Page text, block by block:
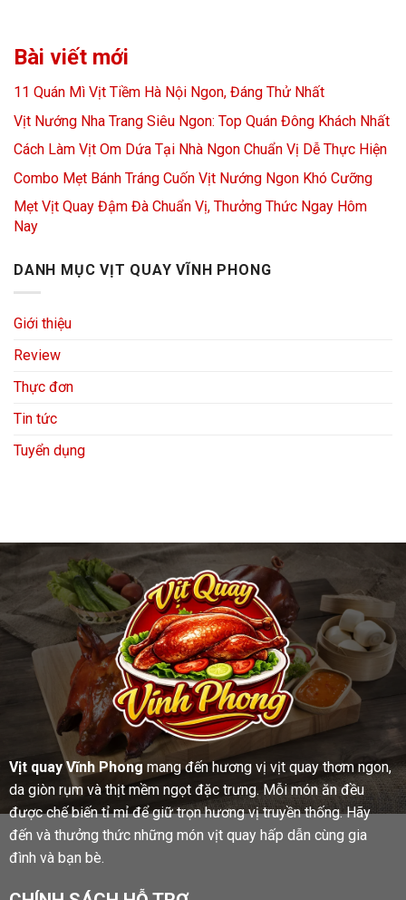
Bài viết mới
11 Quán Mì Vịt Tiềm Hà Nội Ngon, Đáng Thử Nhất
Vịt Nướng Nha Trang Siêu Ngon: Top Quán Đông Khách Nhất
Cách Làm Vịt Om Dứa Tại Nhà Ngon Chuẩn Vị Dễ Thực Hiện
Combo Mẹt Bánh Tráng Cuốn Vịt Nướng Ngon Khó Cưỡng
Mẹt Vịt Quay Đậm Đà Chuẩn Vị, Thưởng Thức Ngay Hôm
Nay
DANH MỤC VỊT QUAY VĨNH PHONG
Giới thiệu
Review
Thực đơn
Tin tức
Tuyển dụng
Vịt quay Vĩnh Phong mang đến hương vị vịt quay thơm ngon,
da giòn rụm và thịt mềm ngọt đặc trưng. Mỗi món ăn đều
được chế biến tỉ mỉ để giữ trọn hương vị truyền thống. Hãy
đến và thưởng thức những món vịt quay hấp dẫn cùng gia
đình và bạn bè.